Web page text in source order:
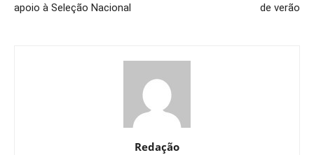
apoio à Seleção Nacional
de verão
Redação